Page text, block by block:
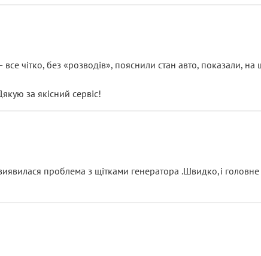
без «розводів», пояснили стан авто, показали, на
за якісний сервіс!
проблема з щітками генератора .Швидко,і